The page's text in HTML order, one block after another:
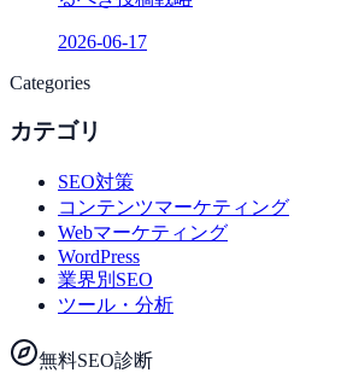
2026-06-17
Categories
カテゴリ
SEO対策
コンテンツマーケティング
Webマーケティング
WordPress
業界別SEO
ツール・分析
無料SEO診断